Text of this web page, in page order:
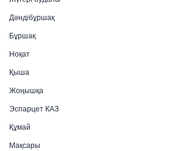
Дәндібұршақ
Бұршақ
Ноқат
Қыша
Жоңышқа
Эспарцет КАЗ
Құмай
Мақсары